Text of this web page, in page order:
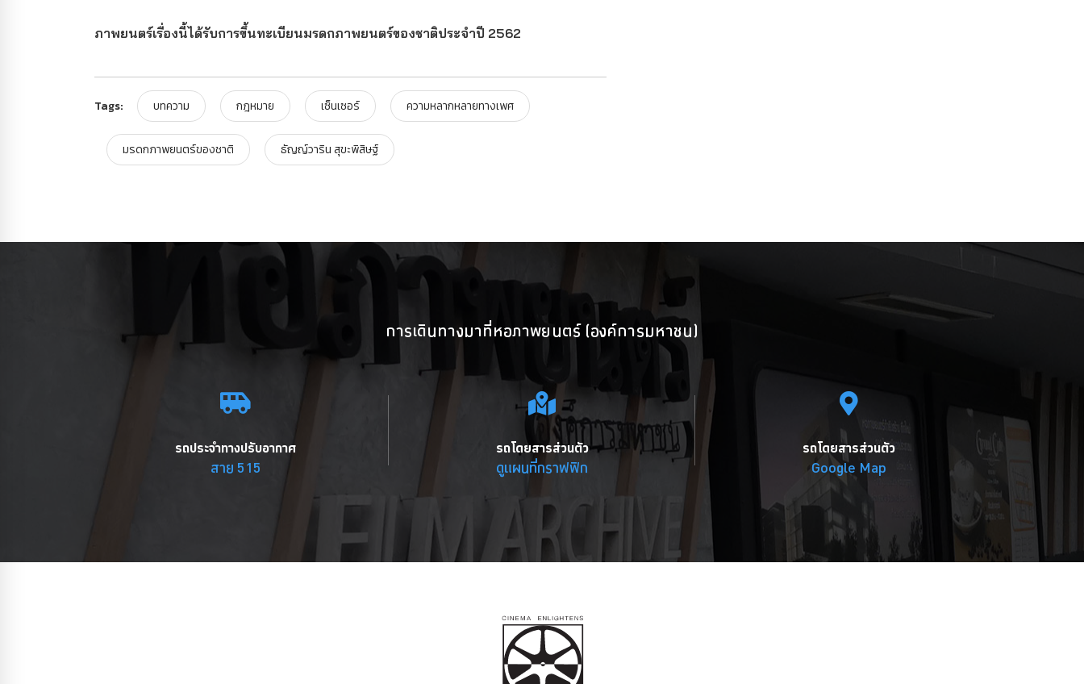
ภาพยนตร์เรื่องนี้ได้รับการขึ้นทะเบียนมรดกภาพยนตร์ของชาติประจำปี 2562
Tags: บทความ กฎหมาย เซ็นเซอร์ ความหลากหลายทางเพศ
มรดกภาพยนตร์ของชาติ ธัญญ์วาริน สุขะพิสิษฐ์
การเดินทางมาที่หอภาพยนตร์ (องค์การมหาชน)
รถประจำทางปรับอากาศ
สาย 515
รถโดยสารส่วนตัว
ดูแผนที่กราฟฟิก
รถโดยสารส่วนตัว
Google Map